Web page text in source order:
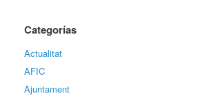
Categorías
Actualitat
AFIC
Ajuntament